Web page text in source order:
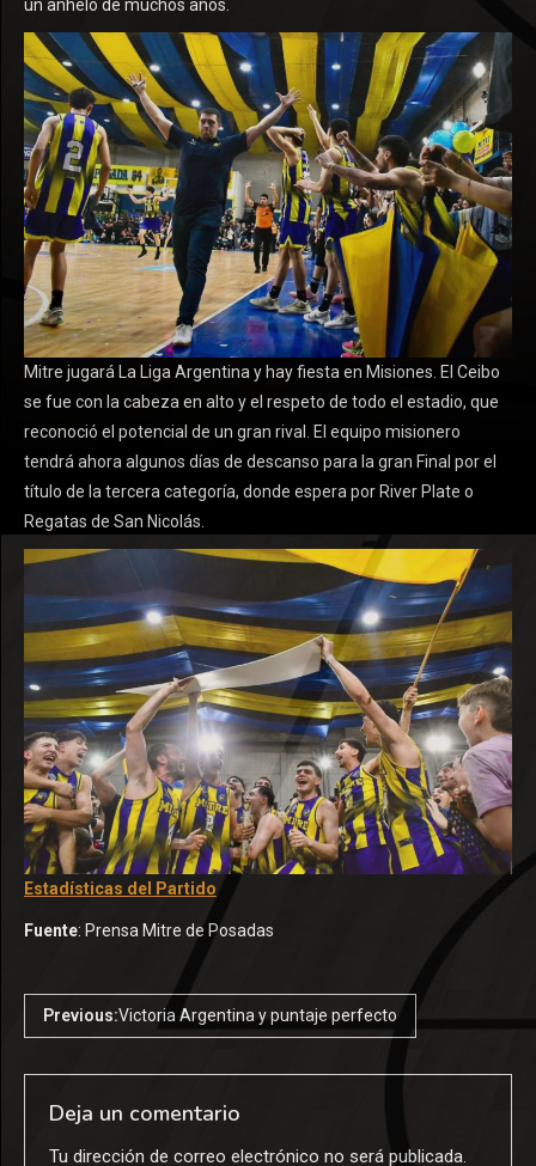
un anhelo de muchos años.
Mitre jugará La Liga Argentina y hay fiesta en Misiones. El Ceibo
se fue con la cabeza en alto y el respeto de todo el estadio, que
reconoció el potencial de un gran rival. El equipo misionero
tendrá ahora algunos días de descanso para la gran Final por el
título de la tercera categoría, donde espera por River Plate o
Regatas de San Nicolás.
Estadísticas del Partido
Fuente: Prensa Mitre de Posadas
Previous:Victoria Argentina y puntaje perfecto
Deja un comentario
Tu dirección de correo electrónico no será publicada.